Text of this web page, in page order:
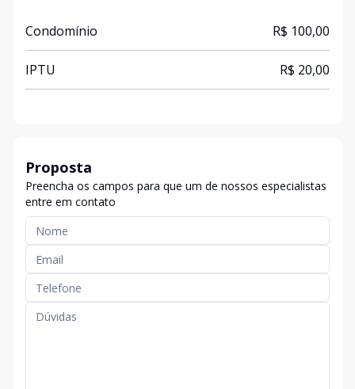
Condomínio R$ 100,00
IPTU R$ 20,00
Proposta
Preencha os campos para que um de nossos especialistas
entre em contato